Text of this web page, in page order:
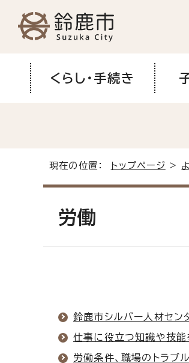
くらし・手続き
現在の位置： トップページ >
労働
鈴鹿市シルバー人材セン
仕事に役立つ知識や技能
労働条件、職場のトラブ